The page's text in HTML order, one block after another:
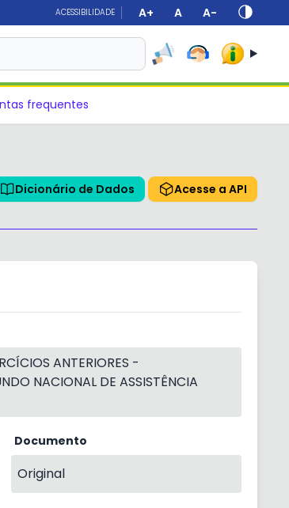
ACESSIBILIDADE A+ A A-
frequentes
Dicionário de Dados Acesse a API
ANTERIORES -
NACIONAL DE ASSISTÊNCIA
Documento
Original